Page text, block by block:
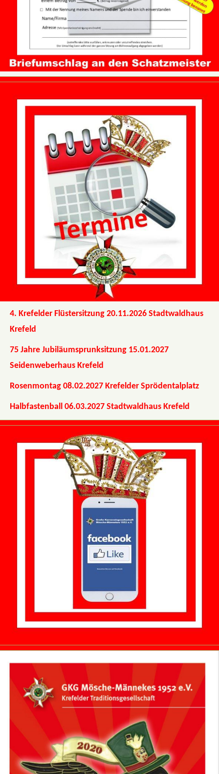
4. Krefelder Flüstersitzung 20.11.2026 Stadtwaldhaus
Krefeld
75 Jahre Jubiläumsprunksitzung 15.01.2027
Seidenweberhaus Krefeld
Rosenmontag 08.02.2027 Krefelder Sprödentalplatz
Halbfastenball 06.03.2027 Stadtwaldhaus Krefeld